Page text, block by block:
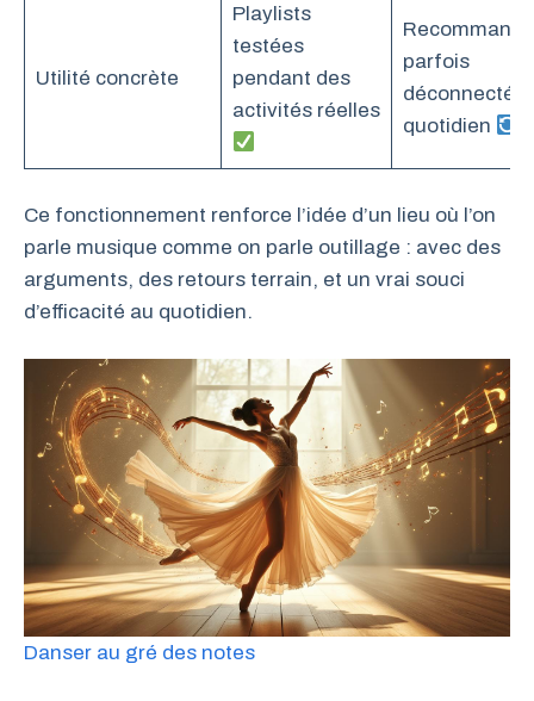
Utilité concrète
Playlists
testées
pendant des
activités réelles
parfois
quotidien
Ce fonctionnement renforce l’idée d’un lieu où l’on
parle musique comme on parle outillage : avec des
arguments, des retours terrain, et un vrai souci
d’efficacité au quotidien.
Danser au gré des notes